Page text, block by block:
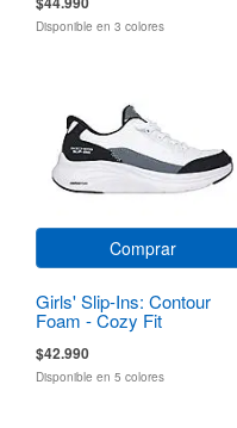
Disponible en 3 colores
Comprar
Girls' Slip-Ins: Contour
Foam - Cozy Fit
$42.990
Disponible en 5 colores